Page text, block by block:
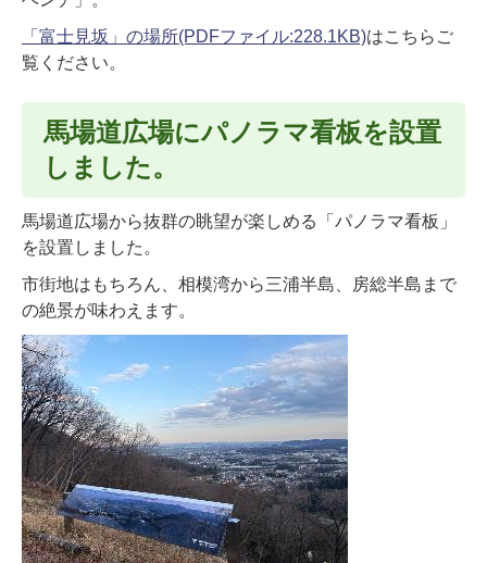
「富士見坂」の場所(PDFファイル:228.1KB)はこちらご
覧ください。
馬場道広場にパノラマ看板を設置
しました。
馬場道広場から抜群の眺望が楽しめる「パノラマ看板」
を設置しました。
市街地はもちろん、相模湾から三浦半島、房総半島まで
の絶景が味わえます。